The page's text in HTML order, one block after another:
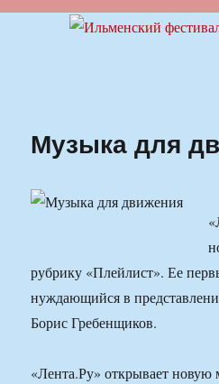
Ильменский
Музыка для
рубрику «Плейлист». Ее
нуждающийся в
Борис Гребенщиков.
«Лента.Ру» открывает